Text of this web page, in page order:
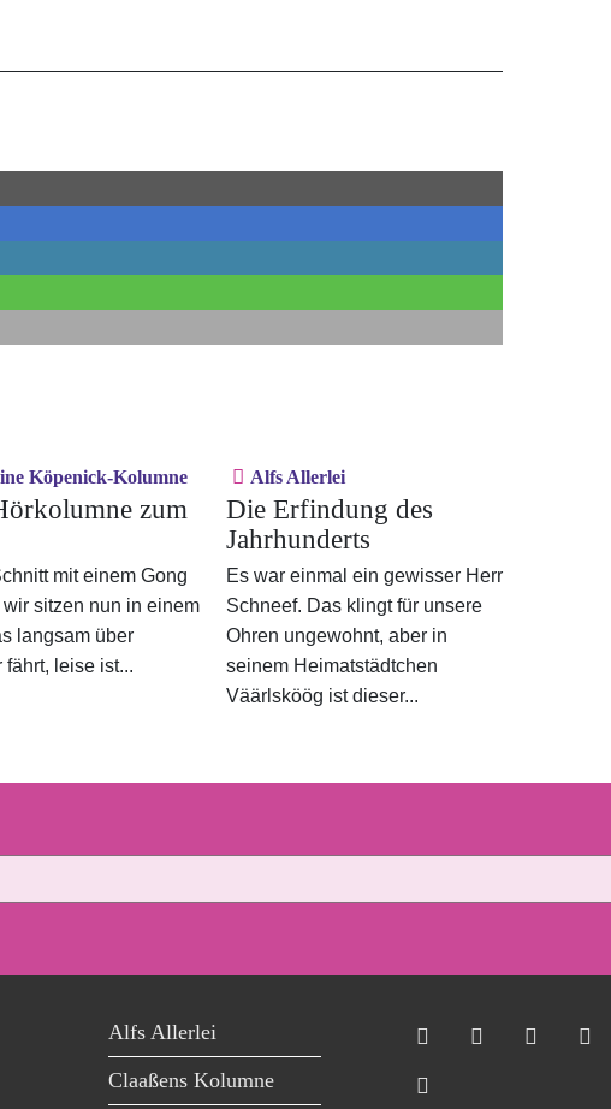
Köpenick-Kolumne
zum
mit einem Gong
wir sitzen nun in einem
langsam über
fährt, leise ist...
Alfs Allerlei
Die Erfindung des
Jahrhunderts
Es war einmal ein gewisser Herr
Schneef. Das klingt für unsere
Ohren ungewohnt, aber in
seinem Heimatstädtchen
Väärlsköög ist dieser...
Alfs Allerlei
Claaßens Kolumne